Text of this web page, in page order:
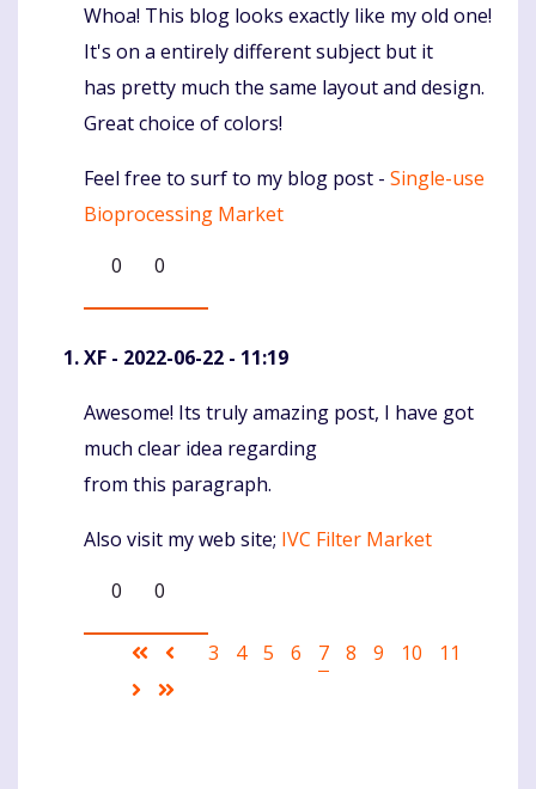
Komentaras
Whoa! This blog looks exactly like my old one!
It's on a entirely different subject but it
has pretty much the same layout and design.
Great choice of colors!
Feel free to surf to my blog post - Single-use
Bioprocessing Market
0
0
XF - 2022-06-22 - 11:19
Komentaras
Awesome! Its truly amazing post, I have got
much clear idea regarding
from this paragraph.
Also visit my web site; IVC Filter Market
0
0
Pagination
First
page
Ankstesnis
Puslapis
3 Puslapis
4 Puslapis
5 Puslapis
6
Current
7 Puslapis
8 Puslapis
9 Puslapis
10 Puslapis
11
Sekantis